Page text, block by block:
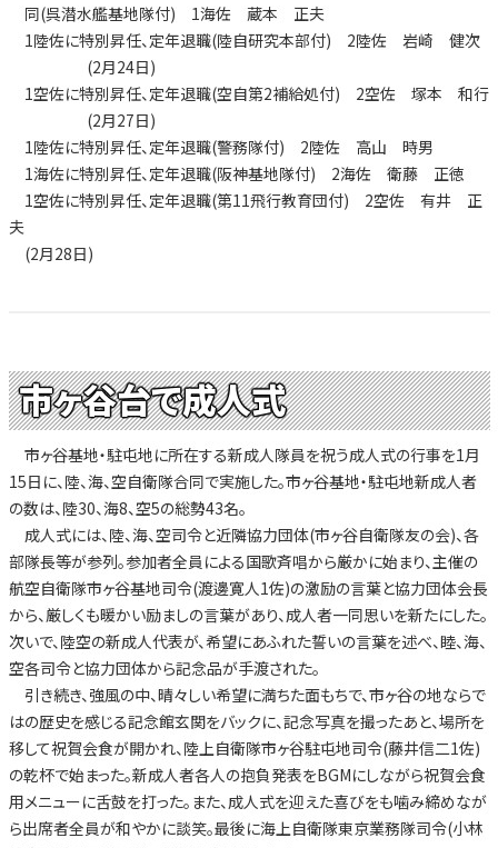
同(呉潜水艦基地隊付) 1海佐 蔵本 正夫
1陸佐に特別昇任、定年退職(陸自研究本部付) 2陸佐 岩崎 健次
(2月24日)
1空佐に特別昇任、定年退職(空自第2補給処付) 2空佐 塚本 和行
(2月27日)
1陸佐に特別昇任、定年退職(警務隊付) 2陸佐 高山 時男
1海佐に特別昇任、定年退職(阪神基地隊付) 2海佐 衛藤 正徳
1空佐に特別昇任、定年退職(第11飛行教育団付) 2空佐 有井 正
夫
(2月28日)
市ヶ谷台で成人式
市ヶ谷基地・駐屯地に所在する新成人隊員を祝う成人式の行事を1月
15日に、陸、海、空自衛隊合同で実施した。市ヶ谷基地・駐屯地新成人者
の数は、陸30、海8、空5の総勢43名。
成人式には、陸、海、空司令と近隣協力団体(市ヶ谷自衛隊友の会)、各
部隊長等が参列。参加者全員による国歌斉唱から厳かに始まり、主催の
航空自衛隊市ヶ谷基地司令(渡邊寛人1佐)の激励の言葉と協力団体会長
から、厳しくも暖かい励ましの言葉があり、成人者一同思いを新たにした。
次いで、陸空の新成人代表が、希望にあふれた誓いの言葉を述べ、睦、海、
空各司令と協力団体から記念品が手渡された。
引き続き、強風の中、晴々しい希望に満ちた面もちで、市ヶ谷の地ならで
はの歴史を感じる記念館玄関をバックに、記念写真を撮ったあと、場所を
移して祝賀会食が開かれ、陸上自衛隊市ヶ谷駐屯地司令(藤井信二1佐)
の乾杯で始まった。新成人者各人の抱負発表をBGMにしながら祝賀会食
用メニューに舌鼓を打った。また、成人式を迎えた喜びをも噛み締めなが
ら出席者全員が和やかに談笑。最後に海上自衛隊東京業務隊司令(小林